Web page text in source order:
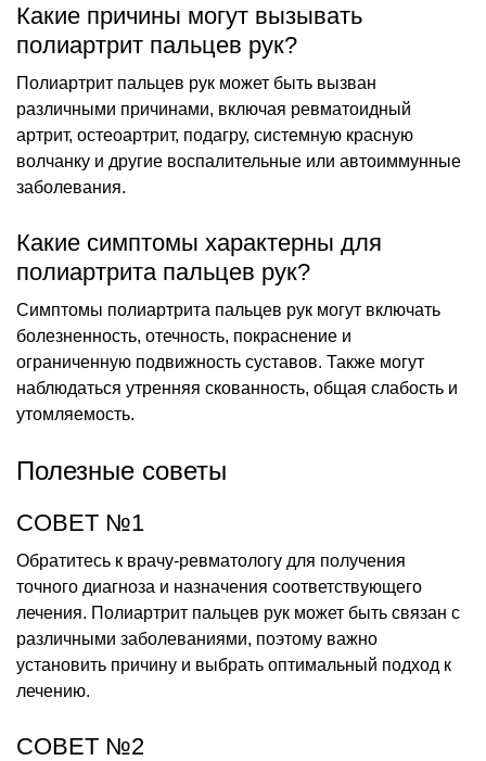
Какие причины могут вызывать
полиартрит пальцев рук?
Полиартрит пальцев рук может быть вызван
различными причинами, включая ревматоидный
артрит, остеоартрит, подагру, системную красную
волчанку и другие воспалительные или автоиммунные
заболевания.
Какие симптомы характерны для
полиартрита пальцев рук?
Симптомы полиартрита пальцев рук могут включать
болезненность, отечность, покраснение и
ограниченную подвижность суставов. Также могут
наблюдаться утренняя скованность, общая слабость и
утомляемость.
Полезные советы
СОВЕТ №1
Обратитесь к врачу-ревматологу для получения
точного диагноза и назначения соответствующего
лечения. Полиартрит пальцев рук может быть связан с
различными заболеваниями, поэтому важно
установить причину и выбрать оптимальный подход к
лечению.
СОВЕТ №2